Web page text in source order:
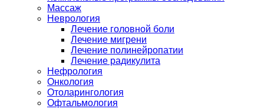
Массаж
Неврология
Лечение головной боли
Лечение мигрени
Лечение полинейропатии
Лечение радикулита
Нефрология
Онкология
Отоларингология
Офтальмология